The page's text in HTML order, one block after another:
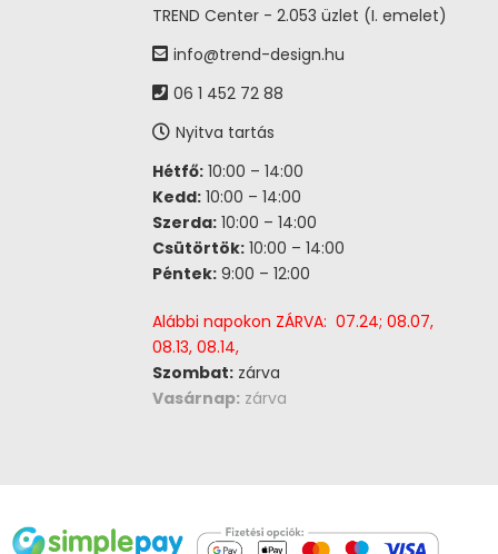
TREND Center - 2.053 üzlet (I. emelet)
info@trend-design.hu
06 1 452 72 88
Nyitva tartás
Hétfő: 10:00 – 14:00
Kedd: 10:00 – 14:00
Szerda: 10:00 – 14:00
Csütörtök: 10:00 – 14:00
Péntek: 9:00 – 12:00
Alábbi napokon ZÁRVA: 07.24; 08.07,
08.13, 08.14,
Szombat: zárva
Vasárnap: zárva